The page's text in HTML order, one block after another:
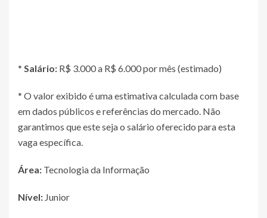
* Salário: R$ 3.000 a R$ 6.000 por mês (estimado)
* O valor exibido é uma estimativa calculada com base
em dados públicos e referências do mercado. Não
garantimos que este seja o salário oferecido para esta
vaga específica.
Área: Tecnologia da Informação
Nível: Junior